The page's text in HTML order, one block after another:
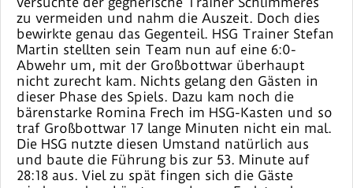
zu vermeiden und nahm die Auszeit. Doch dies
bewirkte genau das Gegenteil. HSG Trainer Stefan
Martin stellten sein Team nun auf eine 6:0-
Abwehr um, mit der Großbottwar überhaupt
nicht zurecht kam. Nichts gelang den Gästen in
dieser Phase des Spiels. Dazu kam noch die
bärenstarke Romina Frech im HSG-Kasten und so
traf Großbottwar 17 lange Minuten nicht ein mal.
Die HSG nutzte diesen Umstand natürlich aus
und baute die Führung bis zur 53. Minute auf
28:18 aus. Viel zu spät fingen sich die Gäste